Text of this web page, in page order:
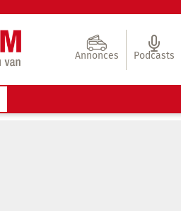
Annonces Podcasts